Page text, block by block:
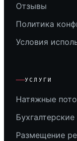
Отзывы
Политика
Условия
УСЛУГИ
Натяжные
Бухгалтерские
Размещение